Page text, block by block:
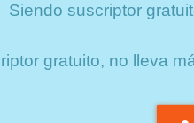
Siendo suscriptor
gratuito, no lleva